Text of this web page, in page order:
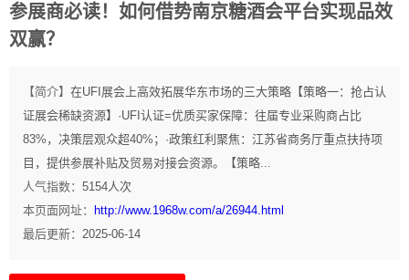
参展商必读！如何借势南京糖酒会平台实现品效
双赢？
【简介】 在UFI展会上高效拓展华东市场的三大策略【策略一：抢占认
证展会稀缺资源】·UFI认证=优质买家保障：往届专业采购商占比
83%，决策层观众超40%；·政策红利聚焦：江苏省商务厅重点扶持项
目，提供参展补贴及贸易对接会资源。【策略...
人气指数： 5154人次
本页面网址：
http://www.1968w.com/a/26944.html
最后更新： 2025-06-14